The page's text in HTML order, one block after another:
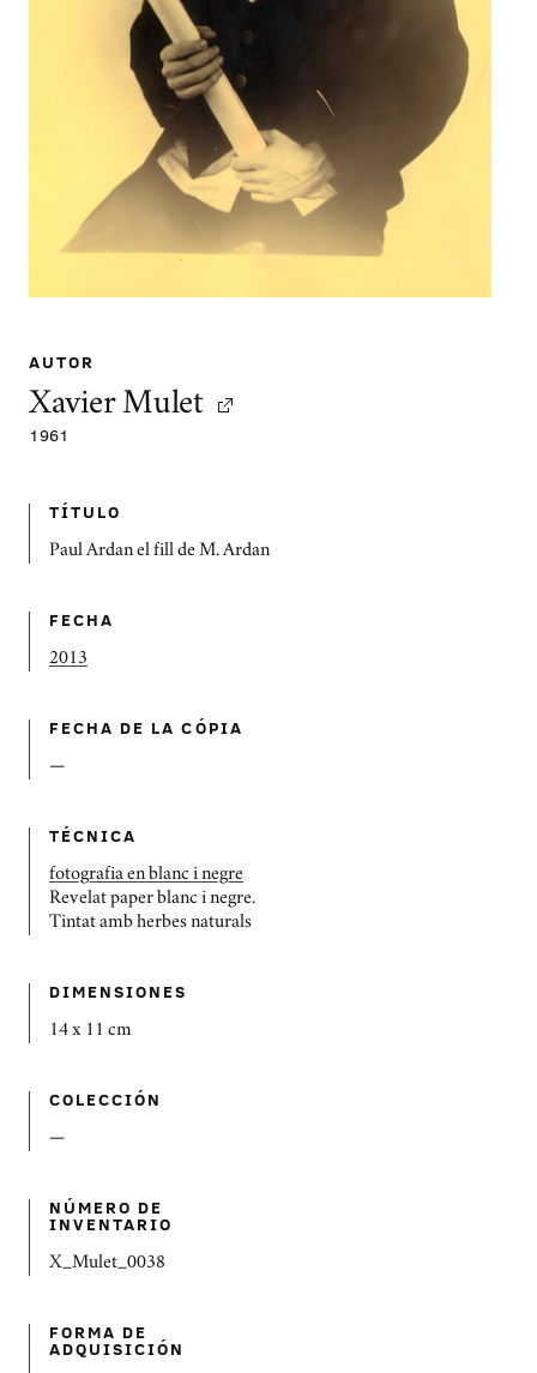
AUTOR
Xavier Mulet
1961
TÍTULO
Paul Ardan el fill de M. Ardan
FECHA
2013
FECHA DE LA CÓPIA
—
TÉCNICA
fotografia en blanc i negre
Revelat paper blanc i negre.
Tintat amb herbes naturals
DIMENSIONES
14 x 11 cm
COLECCIÓN
—
NÚMERO DE
INVENTARIO
X_Mulet_0038
FORMA DE
ADQUISICIÓN